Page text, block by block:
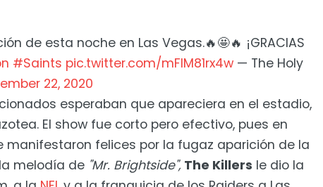
de esta noche en Las Vegas.🔥🤩🔥 ¡GRACIAS
#Saints pic.twitter.com/mFlM81rx4w — The Holy
22, 2020
esperaban que apareciera en el estadio,
El show fue corto pero efectivo, pues en
manifestaron felices por la fugaz aparición de la
melodía de "Mr. Brightside", The Killers le dio la